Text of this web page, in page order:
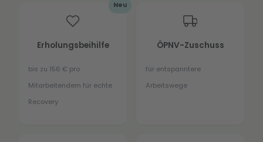
Neu
Erholungsbeihilfe
bis zu 156 € pro
Mitarbeitendem für echte
Recovery
ÖPNV-Zuschuss
für entspanntere
Arbeitswege